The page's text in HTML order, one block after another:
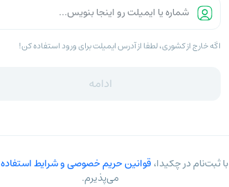
اگه خارج از کشوری، لطفا از آدرس ایمیلت برای ورود استفاده کن!
ادامه
با ثبت‌نام در چکیدا، قوانین حریم خصوصی و شرایط استفاده
می‌پذیرم.